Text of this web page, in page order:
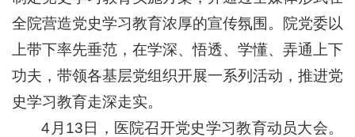
全院营造党史学习教育浓厚的宣传氛围。院党委以
上带下率先垂范，在学深、悟透、学懂、弄通上下
功夫，带领各基层党组织开展一系列活动，推进党
史学习教育走深走实。
4月13日，医院召开党史学习教育动员大会。